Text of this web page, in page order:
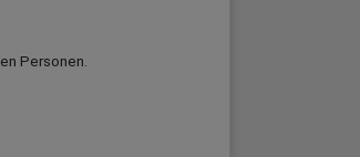
Personen.